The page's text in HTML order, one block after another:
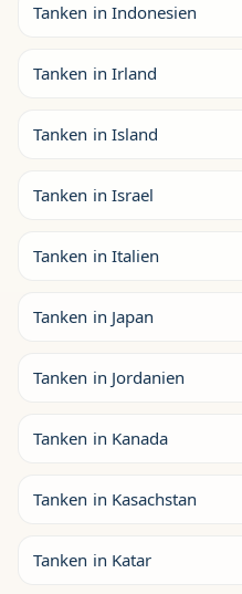
Tanken in Indonesien
Tanken in Irland
Tanken in Island
Tanken in Israel
Tanken in Italien
Tanken in Japan
Tanken in Jordanien
Tanken in Kanada
Tanken in Kasachstan
Tanken in Katar